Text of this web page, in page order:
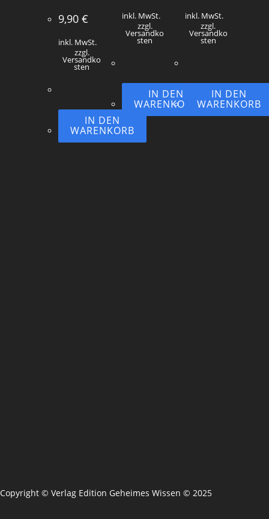
9,90€
inkl. MwSt.
zzgl.
Versandko
sten
IN DEN
WARENKORB
inkl. MwSt.
zzgl.
Versandko
sten
IN DEN
WARENKORB
inkl. MwSt.
zzgl.
Versandko
sten
IN DEN
WARENKORB
Copyright © Verlag Edition Geheimes Wissen © 2025